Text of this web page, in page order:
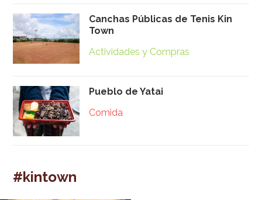
Canchas Públicas de Tenis Kin
Town
Actividades y Compras
Pueblo de Yatai
Comida
#kintown